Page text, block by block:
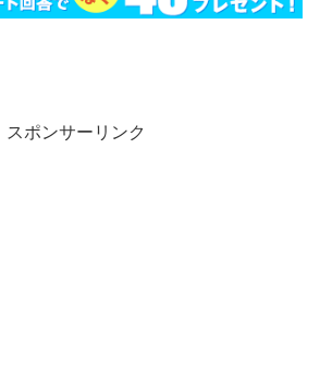
スポンサーリンク